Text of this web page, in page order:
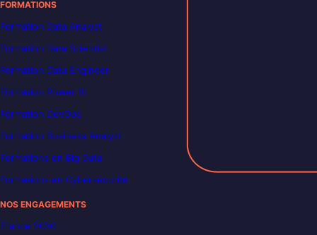
FORMATIONS
Formation Data Analyst
Formation Data Scientist
Formation Data Engineer
Formation Power BI
Formation DevOps
Formation Business Analyst
Formations en Big Data
Formations en Cybersécurité
NOS ENGAGEMENTS
France 2030